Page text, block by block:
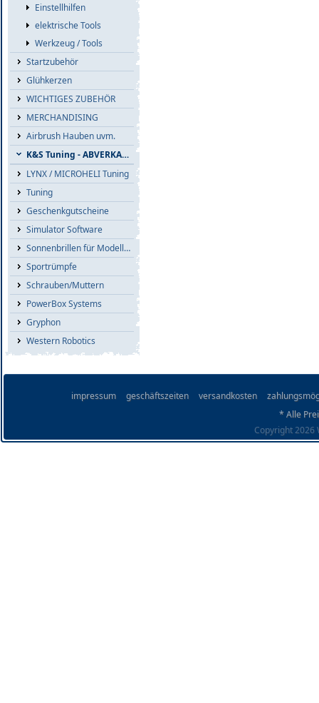
Einstellhilfen
elektrische Tools
Werkzeug / Tools
Startzubehör
Glühkerzen
WICHTIGES ZUBEHÖR
MERCHANDISING
Airbrush Hauben uvm.
K&S Tuning - ABVERKAUF
LYNX / MICROHELI Tuning
Tuning
Geschenkgutscheine
Simulator Software
Sonnenbrillen für Modellflieger
Sportrümpfe
Schrauben/Muttern
PowerBox Systems
Gryphon
Western Robotics
impressum geschäftszeiten versandkosten
* Alle
Copyright 2026